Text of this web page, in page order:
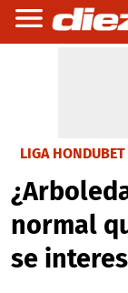
LIGA HONDUBET
normal
se